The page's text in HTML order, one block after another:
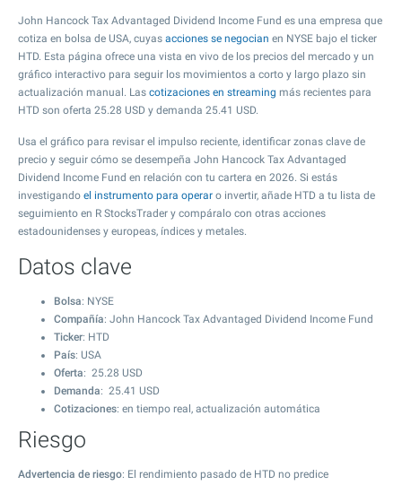
John Hancock Tax Advantaged Dividend Income Fund es una empresa que
cotiza en bolsa de USA, cuyas acciones se negocian en NYSE bajo el ticker
HTD. Esta página ofrece una vista en vivo de los precios del mercado y un
gráfico interactivo para seguir los movimientos a corto y largo plazo sin
actualización manual. Las cotizaciones en streaming más recientes para
HTD son oferta 25.28 USD y demanda 25.41 USD.
Usa el gráfico para revisar el impulso reciente, identificar zonas clave de
precio y seguir cómo se desempeña John Hancock Tax Advantaged
Dividend Income Fund en relación con tu cartera en 2026. Si estás
investigando el instrumento para operar o invertir, añade HTD a tu lista de
seguimiento en R StocksTrader y compáralo con otras acciones
estadounidenses y europeas, índices y metales.
Datos clave
Bolsa: NYSE
Compañía: John Hancock Tax Advantaged Dividend Income Fund
Ticker: HTD
País: USA
Oferta: 25.28 USD
Demanda: 25.41 USD
Cotizaciones: en tiempo real, actualización automática
Riesgo
Advertencia de riesgo: El rendimiento pasado de HTD no predice